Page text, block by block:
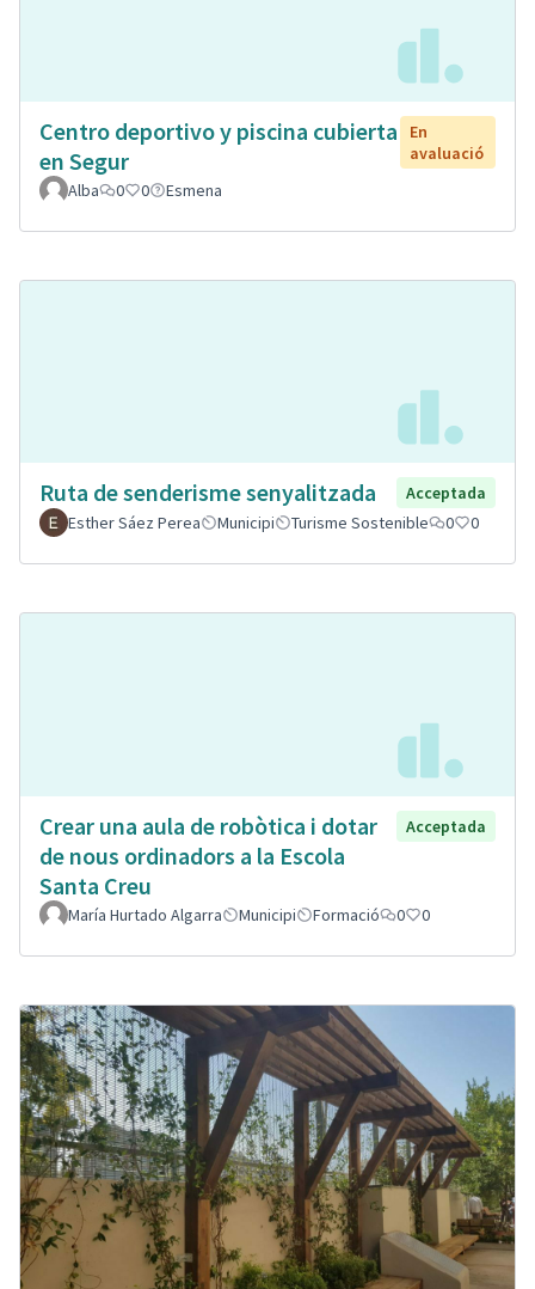
Centro deportivo y piscina cubierta
en Segur
En
avaluació
Alba
0 0 Esmena
Ruta de senderisme senyalitzada
Acceptada
Esther Sáez Perea
Municipi Turisme Sostenible 0 0
Crear una aula de robòtica i dotar
de nous ordinadors a la Escola
Santa Creu
Acceptada
María Hurtado Algarra Municipi Formació 0 0